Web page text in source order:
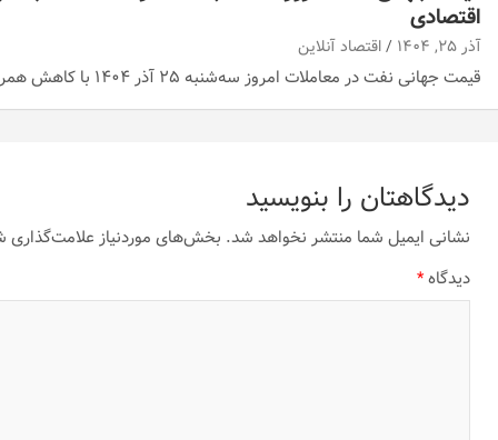
اقتصادی
آذر ۲۵, ۱۴۰۴ اقتصاد آنلاین
قیمت جهانی نفت در معاملات امروز سه‌شنبه ۲۵ آذر ۱۴۰۴ با کاهش همراه شد؛ افتی که…
دیدگاهتان را بنویسید
نشانی ایمیل شما منتشر نخواهد شد. بخش‌های موردنیاز علامت‌گذاری
دیدگاه*